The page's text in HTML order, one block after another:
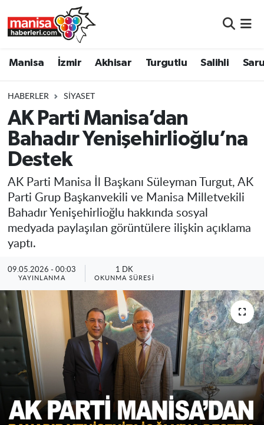
Manisa İzmir Akhisar Turgutlu Salihli
HABERLER SIYASET
AK Parti Manisa’dan
Bahadır Yenişehirlioğlu’na
Destek
AK Parti Manisa İl Başkanı Süleyman Turgut, AK
Parti Grup Başkanvekili ve Manisa Milletvekili
Bahadır Yenişehirlioğlu hakkında sosyal
medyada paylaşılan görüntülere ilişkin açıklama
yaptı.
09.05.2026 - 00:03
YAYINLANMA
1 DK
OKUNMA SÜRESI
Turgutlu
Salihli
Saruhanlı
Soma
Manisa Nöbetçi Eczaneler
Manisa Trafik Yoğunluk Haritası
Süper Lig Puan Durumu ve Fikstür
Tüm Manşetler
Son Dakika Haberleri